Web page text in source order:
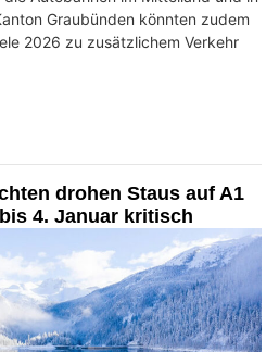
Graubünden könnten zudem
2026 zu zusätzlichem Verkehr
drohen Staus auf A1
4. Januar kritisch